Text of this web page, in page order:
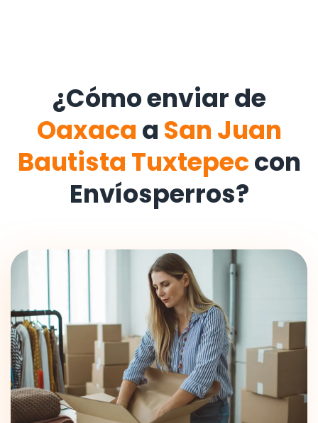
¿Cómo enviar de
Oaxaca a San Juan
Bautista Tuxtepeccon
Envíosperros?